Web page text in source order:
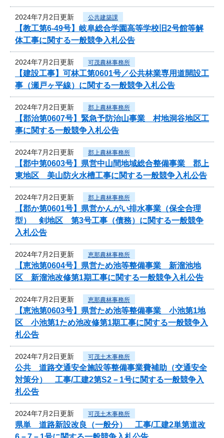
2024年7月2日更新 公共建築課
【教工第6-49号】岐阜総合学園高等学校旧2号館等解
体工事に関する一般競争入札公告
2024年7月2日更新 可茂農林事務所
【建設工事】可林工第0601号／公共林業専用道開設工
事（瀬戸ヶ平線）に関する一般競争入札公告
2024年7月2日更新 郡上農林事務所
【郡治第0607号】緊急予防治山事業 村地洞谷地区工
事に関する一般競争入札公告
2024年7月2日更新 郡上農林事務所
【郡中第0603号】県営中山間地域総合整備事業 郡上
東地区 美山防火水槽工事に関する一般競争入札公告
2024年7月2日更新 郡上農林事務所
【郡か第0601号】県営かんがい排水事業（保全合理
型） 剣地区 第3号工事（債務）に関する一般競争
入札公告
2024年7月2日更新 恵那農林事務所
【恵池第0604号】県営ため池等整備事業 新溜池地
区 新溜池改修第1期工事に関する一般競争入札公告
2024年7月2日更新 恵那農林事務所
【恵池第0603号】県営ため池等整備事業 小池第1地
区 小池第1ため池改修第1期工事に関する一般競争入
札公告
2024年7月2日更新 可茂土木事務所
公共 道路交通安全施設等整備事業費補助（交通安全
対策分） 工事/工建2第S2－1号に関する一般競争入
札公告
2024年7月2日更新 可茂土木事務所
県単 道路新設改良（一般分） 工事/工建2単第道改